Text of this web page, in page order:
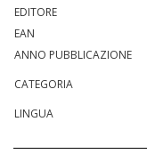
EDITORE
EAN
ANNO PUBBLICAZIONE
CATEGORIA
LINGUA